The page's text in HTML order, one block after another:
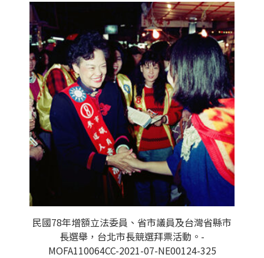
民國78年增額立法委員、省市議員及台灣省縣市
長選舉，台北市長競選拜票活動。-
MOFA110064CC-2021-07-NE00124-325